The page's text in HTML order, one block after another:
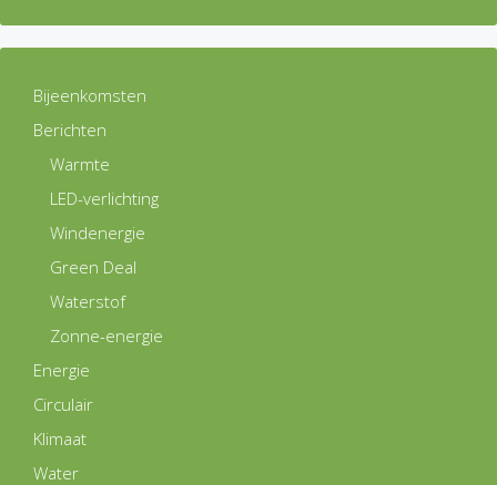
Bijeenkomsten
Berichten
Warmte
LED-verlichting
Windenergie
Green Deal
Waterstof
Zonne-energie
Energie
Circulair
Klimaat
Water